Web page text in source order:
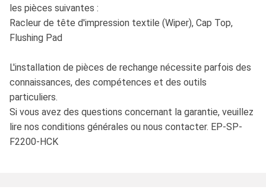
les pièces suivantes :
Racleur de tête d'impression textile (Wiper), Cap Top,
Flushing Pad
L'installation de pièces de rechange nécessite parfois des
connaissances, des compétences et des outils
particuliers.
Si vous avez des questions concernant la garantie, veuillez
lire nos conditions générales ou nous contacter. EP-SP-
F2200-HCK